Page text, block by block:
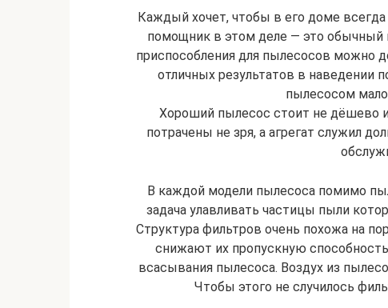
Каждый хочет, чтобы в его доме
помощник в этом деле — это обычный
приспособления для пылесосов можно
отличных результатов в наведении
пылесосом мало
Хороший пылесос стоит не дёшево
потрачены не зря, а агрегат служил
В каждой модели пылесоса помимо
задача улавливать частицы пыли
Структура фильтров очень похожа на
снижают их пропускную
всасывания пылесоса. Воздух из
Чтобы этого не случилось